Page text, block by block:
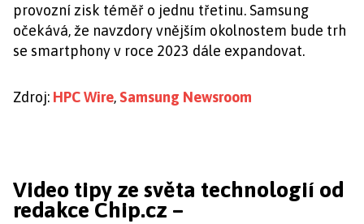
provozní zisk téměř o jednu třetinu. Samsung
očekává, že navzdory vnějším okolnostem bude trh
se smartphony v roce 2023 dále expandovat.
Zdroj: HPC Wire, Samsung Newsroom
Video tipy ze světa technologií od
redakce Chip.cz –